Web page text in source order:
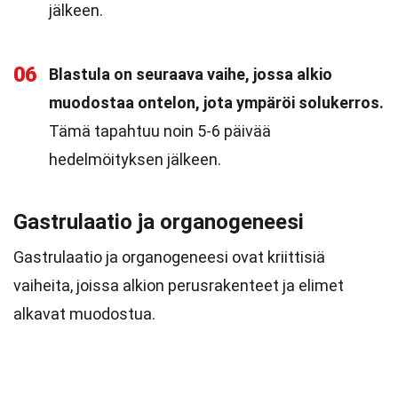
jälkeen.
06
Blastula on seuraava vaihe, jossa alkio
muodostaa ontelon, jota ympäröi solukerros.
Tämä tapahtuu noin 5-6 päivää
hedelmöityksen jälkeen.
Gastrulaatio ja organogeneesi
Gastrulaatio ja organogeneesi ovat kriittisiä
vaiheita, joissa alkion perusrakenteet ja elimet
alkavat muodostua.